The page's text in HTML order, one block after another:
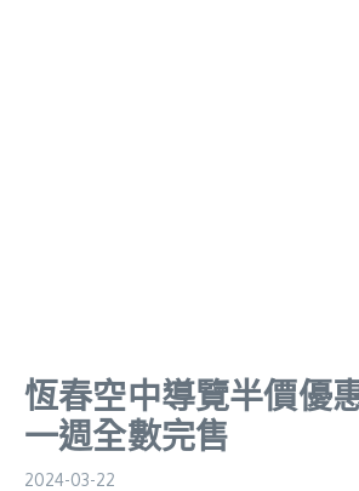
恆春空中導覽半價優
一週全數完售
2024-03-22